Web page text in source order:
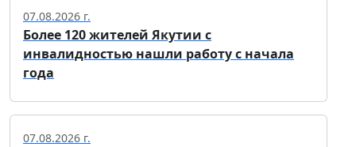
07.08.2026 г.
Более 120 жителей Якутии с
инвалидностью нашли работу с начала
года
07.08.2026 г.